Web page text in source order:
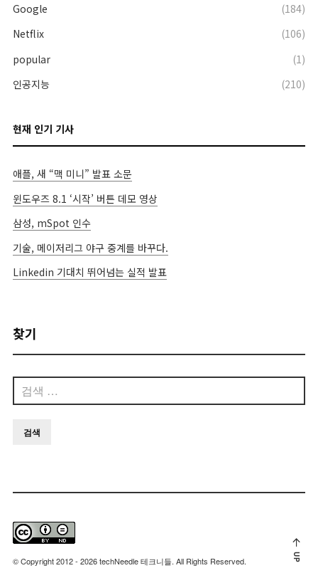
Google
(184)
Netflix
(106)
popular
(1)
인공지능
(210)
현재 인기 기사
애플, 새 “맥 미니” 발표 소문
윈도우즈 8.1 ‘시작’ 버튼 데모 영상
삼성, mSpot 인수
기술, 메이저리그 야구 중계를 바꾸다.
Linkedin 기대치 뛰어넘는 실적 발표
찾기
색:
© Copyright 2012 - 2026 techNeedle 테크니들. All Rights Reserved. UP